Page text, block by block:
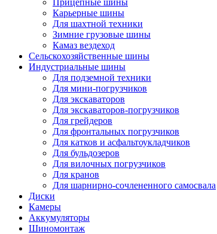
Прицепные шины
Карьерные шины
Для шахтной техники
Зимние грузовые шины
Камаз вездеход
Сельскохозяйственные шины
Индустриальные шины
Для подземной техники
Для мини-погрузчиков
Для экскаваторов
Для экскаваторов-погрузчиков
Для грейдеров
Для фронтальных погрузчиков
Для катков и асфальтоукладчиков
Для бульдозеров
Для вилочных погрузчиков
Для кранов
Для шарнирно-сочлененного самосвала
Диски
Камеры
Аккумуляторы
Шиномонтаж